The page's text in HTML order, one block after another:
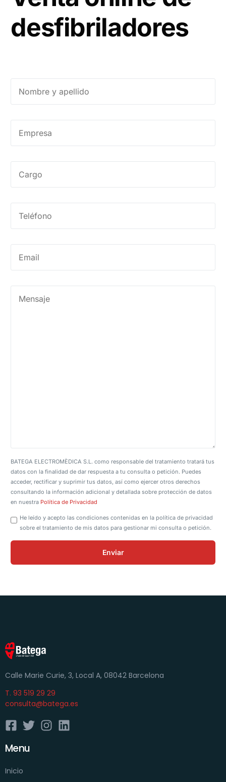
desfibriladores
BATEGA ELECTROMÈDICA S.L. como responsable del tratamiento tratará tus
datos con la finalidad de dar respuesta a tu consulta o petición. Puedes
acceder, rectificar y suprimir tus datos, así como ejercer otros derechos
consultando la información adicional y detallada sobre protección de datos
en nuestra Política de Privacidad
He leído y acepto las condiciones contenidas en la política de privacidad
sobre el tratamiento de mis datos para gestionar mi consulta o petición.
Calle Marie Curie, 3, Local A, 08042 Barcelona
T. 93 519 29 29
consulta@batega.es
Menu
Inicio